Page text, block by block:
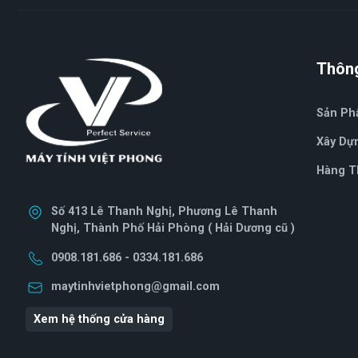
Số 413 Lê Thanh Nghị, Phương Lê Thanh
Nghị, Thành Phố Hải Phòng ( Hải Dương cũ )
0908.181.686 - 0334.181.686
maytinhvietphong@gmail.com
Xem hệ thống cửa hàng
Sản
Xây
Hàng